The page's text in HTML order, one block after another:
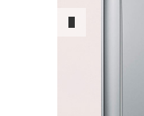
前のスライド